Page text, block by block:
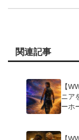
関連記事
【
ニア
ーホ